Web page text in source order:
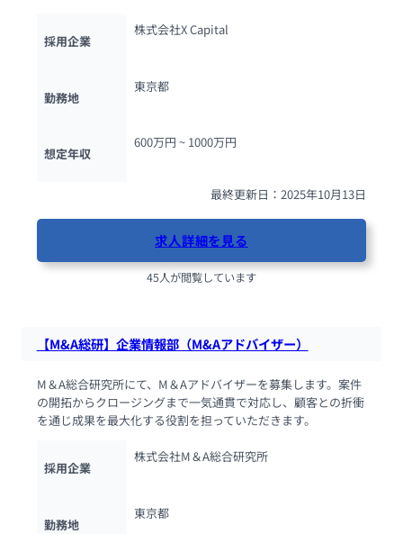
採用企業
株式会社X Capital
勤務地
東京都
想定年収
600万円 ~ 1000万円
最終更新日：2025年10月13日
求人詳細を見る
45人が閲覧しています
【M&A総研】企業情報部（M&Aアドバイザー）
M＆A総合研究所にて、M＆Aアドバイザーを募集します。案件
の開拓からクロージングまで一気通貫で対応し、顧客との折衝
を通じ成果を最大化する役割を担っていただきます。
採用企業
株式会社M＆A総合研究所
勤務地
東京都